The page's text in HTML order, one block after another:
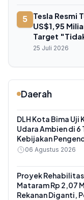
5
Tesla Resmi
US$1,95
Target
25 Juli 2026
Daerah
DLH Kota Bima Uji
Udara Ambien di 6
Kebijakan
06 Agustus 2026
Proyek
Mataram Rp 2,07
Rekanan Diganti,